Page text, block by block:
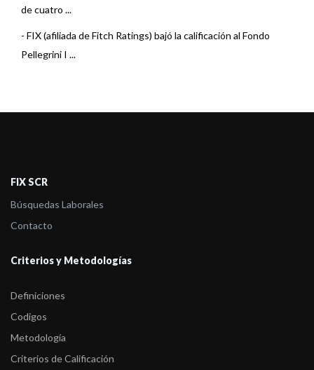
de cuatro ...
- FIX (afiliada de Fitch Ratings) bajó la calificación al Fondo
Pellegrini I ...
FIX SCR
Búsquedas Laborales
Contacto
Criterios y Metodologías
Definiciones
Codigos
Metodología
Criterios de Calificación